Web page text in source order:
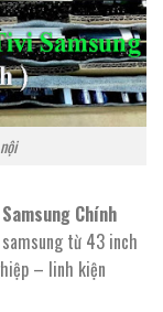
Chính
từ 43 inch
– linh kiện